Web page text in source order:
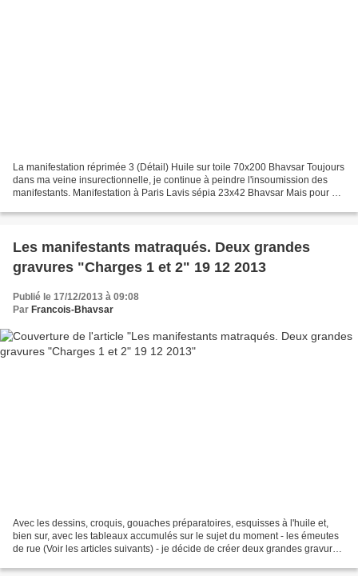
La manifestation réprimée 3 (Détail) Huile sur toile 70x200 Bhavsar Toujours
dans ma veine insurectionnelle, je continue à peindre l'insoumission des
manifestants. Manifestation à Paris Lavis sépia 23x42 Bhavsar Mais pour ma
Les manifestants matraqués. Deux grandes
gravures "Charges 1 et 2" 19 12 2013
Publié le 17/12/2013 à 09:08
Par Francois-Bhavsar
Avec les dessins, croquis, gouaches préparatoires, esquisses à l'huile et,
bien sur, avec les tableaux accumulés sur le sujet du moment - les émeutes
de rue (Voir les articles suivants) - je décide de créer deux grandes gravures.